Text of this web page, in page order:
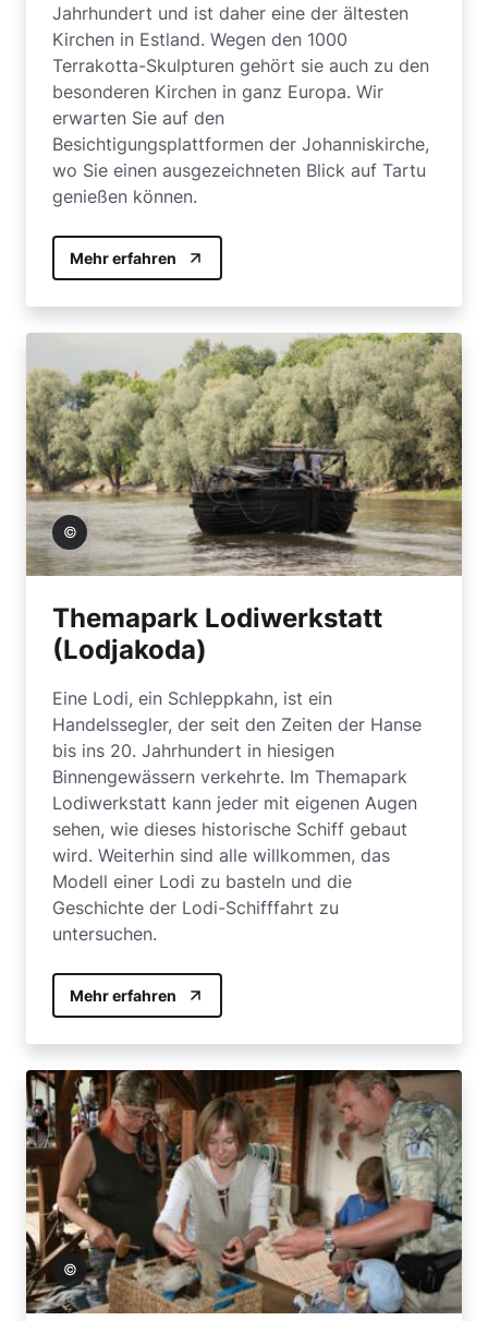
Jahrhundert und ist daher eine der ältesten
Kirchen in Estland. Wegen den 1000
Terrakotta-Skulpturen gehört sie auch zu den
besonderen Kirchen in ganz Europa. Wir
erwarten Sie auf den
Besichtigungsplattformen der Johanniskirche,
wo Sie einen ausgezeichneten Blick auf Tartu
genießen können.
Mehr erfahren
Maidla
Themapark Lodiwerkstatt
(Lodjakoda)
Eine Lodi, ein Schleppkahn, ist ein
Handelssegler, der seit den Zeiten der Hanse
bis ins 20. Jahrhundert in hiesigen
Binnengewässern verkehrte. Im Themapark
Lodiwerkstatt kann jeder mit eigenen Augen
sehen, wie dieses historische Schiff gebaut
wird. Weiterhin sind alle willkommen, das
Modell einer Lodi zu basteln und die
Geschichte der Lodi-Schifffahrt zu
untersuchen.
Mehr erfahren
Toom